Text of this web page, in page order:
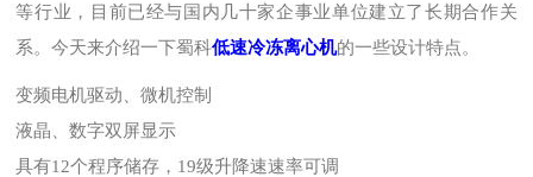
等行业，目前已经与国内几十家企事业单位建立了长期合作关
系。今天来介绍一下蜀科低速冷冻离心机的一些设计特点。
变频电机驱动、微机控制
液晶、数字双屏显示
具有12个程序储存，19级升降速速率可调